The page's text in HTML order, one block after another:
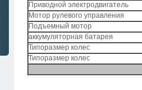
Приводной электродвигатель
Мотор рулевого управления
Подъемный мотор
аккумуляторная батарея
Типоразмер колес
Типоразмер колес